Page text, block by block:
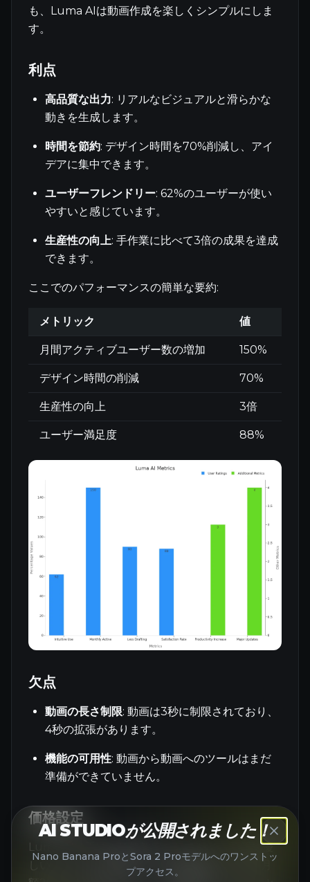
も、Luma AIは動画作成を楽しくシンプルにしま
す。
利点
高品質な出力: リアルなビジュアルと滑らかな
動きを生成します。
時間を節約: デザイン時間を70%削減し、アイ
デアに集中できます。
ユーザーフレンドリー: 62%のユーザーが使い
やすいと感じています。
生産性の向上: 手作業に比べて3倍の成果を達成
できます。
ここでのパフォーマンスの簡単な要約:
メトリック 値
月間アクティブユーザー数の増加 150%
デザイン時間の削減 70%
生産性の向上 3倍
ユーザー満足度 88%
欠点
動画の長さ制限: 動画は3秒に制限されており、
4秒の拡張があります。
機能の可用性: 動画から動画へのツールはまだ
準備ができていません。
価格設定
Luma AIは手頃な価格設定をしており、予算に優
しいユーザーに最適です。基本機能のプランは月
AI STUDIOが公開されました！
Nano Banana ProとSora 2 Proモデルへのワンストッ
プアクセス。